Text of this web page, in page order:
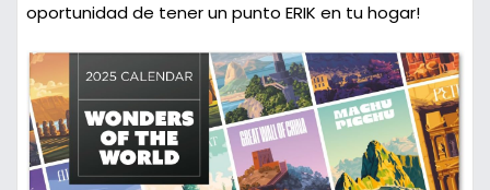
oportunidad de tener un punto ERIK en tu hogar!